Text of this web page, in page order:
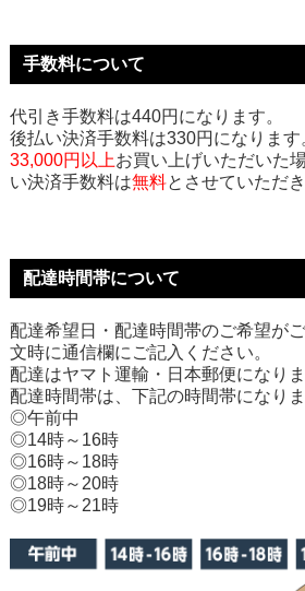
手数料について
代引き手数料は440円になります。
後払い決済手数料は330円になります
33,000円以上お買い上げいただいた
い決済手数料は無料とさせていただき
配達時間帯について
配達希望日・配達時間帯のご希望が
文時に通信欄にご記入ください。
配達はヤマト運輸・日本郵便になりま
配達時間帯は、下記の時間帯になりま
◎午前中
◎14時～16時
◎16時～18時
◎18時～20時
◎19時～21時